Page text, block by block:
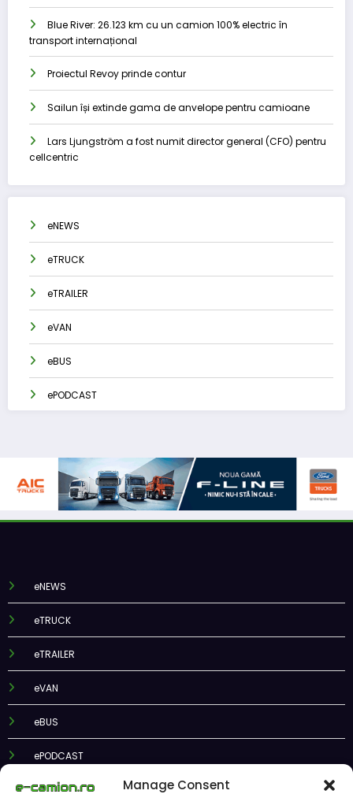
Manage Consent
Blue River: 26.123 km cu un camion 100% electric în
transport internațional
Proiectul Revoy prinde contur
Sailun își extinde gama de anvelope pentru camioane
Lars Ljungström a fost numit director general (CFO) pentru
cellcentric
eNEWS
eTRUCK
eTRAILER
eVAN
eBUS
ePODCAST
eNEWS
eTRUCK
eTRAILER
eVAN
eBUS
ePODCAST